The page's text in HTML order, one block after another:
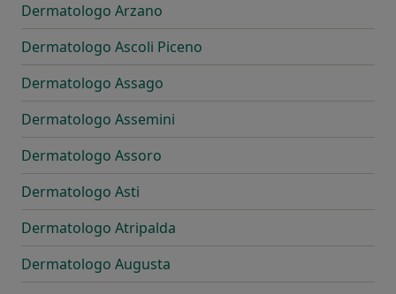
Dermatologo Arzano
Dermatologo Ascoli Piceno
Dermatologo Assago
Dermatologo Assemini
Dermatologo Assoro
Dermatologo Asti
Dermatologo Atripalda
Dermatologo Augusta